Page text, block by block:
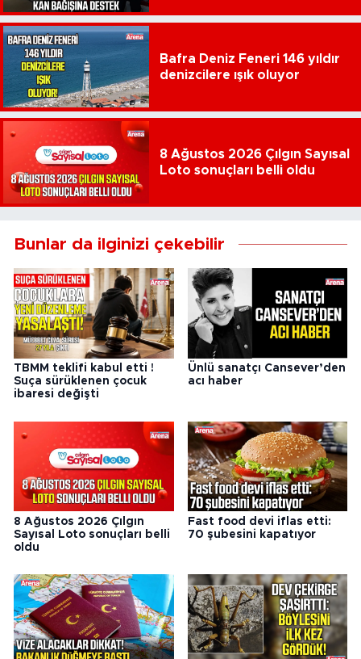
Bafra Deniz Feneri 146 yıldır
denizcilere ışık oluyor
8 Ağustos 2026 Çılgın Sayısal
Loto sonuçları belli oldu
Bunlar da ilginizi çekebilir
TBMM teklifi kabul etti !
Suça sürüklenen çocuk
ibaresi değişti
Ünlü sanatçı Cansever’den
acı haber
8 Ağustos 2026 Çılgın
Sayısal Loto sonuçları belli
oldu
Fast food devi iflas etti:
70 şubesini kapatıyor